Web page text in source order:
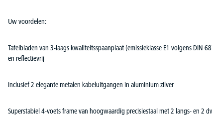
Uw voordelen:
Tafelbladen van 3-laags kwaliteitsspaanplaat (emissieklasse E1 volgens DIN
en reflectievrij
inclusief 2 elegante metalen kabeluitgangen in aluminium zilver
Superstabiel 4-voets frame van hoogwaardig precisiestaal met 2 langs- en 2